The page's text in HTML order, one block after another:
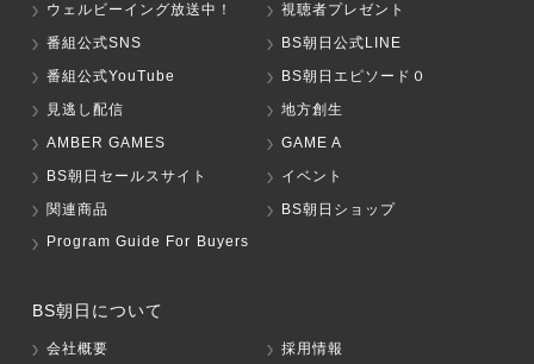
ウェルビーイング放送中！
視聴者プレゼント
番組公式SNS
BS朝日公式LINE
番組公式YouTube
BS朝日エピソード０
見逃し配信
地方創生
AMBER GAMES
GAME A
BS朝日セールスサイト
イベント
関連商品
BS朝日ショップ
Program Guide For Buyers
BS朝日について
会社概要
採用情報